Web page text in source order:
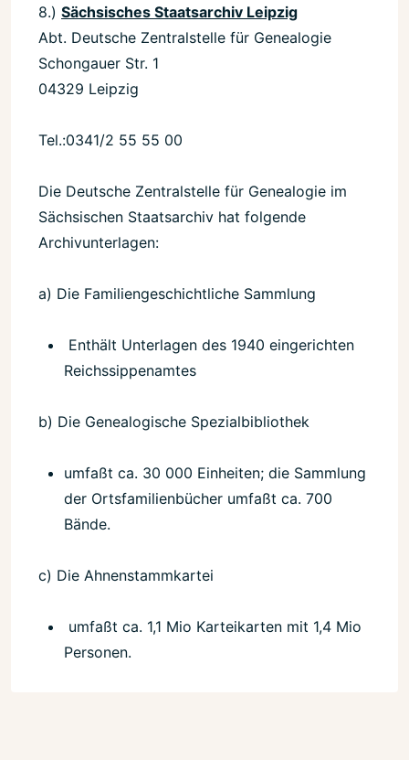
8.) Sächsisches Staatsarchiv Leipzig
Abt. Deutsche Zentralstelle für Genealogie
Schongauer Str. 1
04329 Leipzig
Tel.:0341/2 55 55 00
Die Deutsche Zentralstelle für Genealogie im
Sächsischen Staatsarchiv hat folgende
Archivunterlagen:
a) Die Familiengeschichtliche Sammlung
Enthält Unterlagen des 1940 eingerichten
Reichssippenamtes
b) Die Genealogische Spezialbibliothek
umfaßt ca. 30 000 Einheiten; die Sammlung
der Ortsfamilienbücher umfaßt ca. 700
Bände.
c) Die Ahnenstammkartei
umfaßt ca. 1,1 Mio Karteikarten mit 1,4 Mio
Personen.